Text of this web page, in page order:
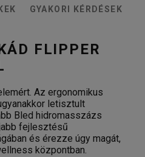
GYAKORI KÉRDÉSEK
FLIPPER
Az ergonomikus
letisztult
Bled hidromasszázs
fejlesztésű
és érezze úgy magát,
központban.